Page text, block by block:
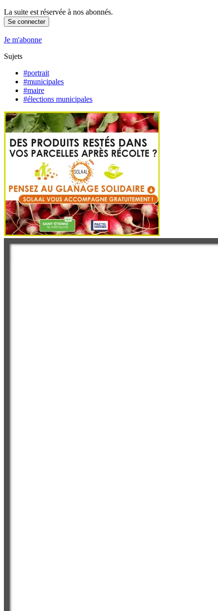
La suite est réservée à nos abonnés.
Se connecter
Je m'abonne
Sujets
#portrait
#municipales
#maire
#élections municipales